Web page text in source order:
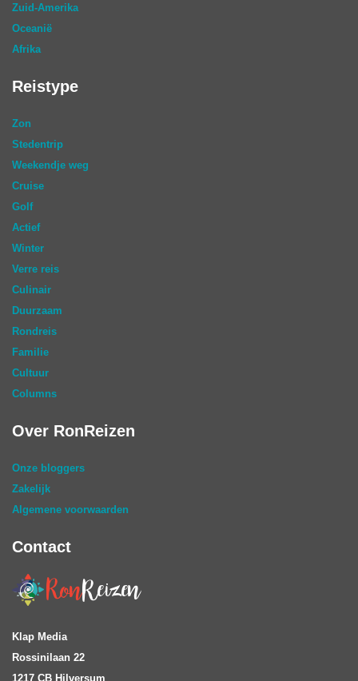
Zuid-Amerika
Oceanië
Afrika
Reistype
Zon
Stedentrip
Weekendje weg
Cruise
Golf
Actief
Winter
Verre reis
Culinair
Duurzaam
Rondreis
Familie
Cultuur
Columns
Over RonReizen
Onze bloggers
Zakelijk
Algemene voorwaarden
Contact
Klap Media
Rossinilaan 22
1217 CB Hilversum